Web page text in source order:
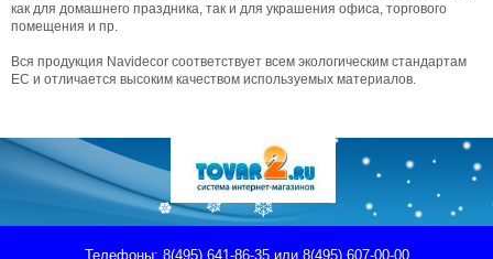
как для домашнего праздника, так и для украшения офиса, торгового
помещения и пр.
Вся продукция Navidecor соответствует всем экологическим стандартам
ЕС и отличается высоким качеством используемых материалов.
Телефоны: 8(495) 641-86-35 или 8(495) 607-00-00